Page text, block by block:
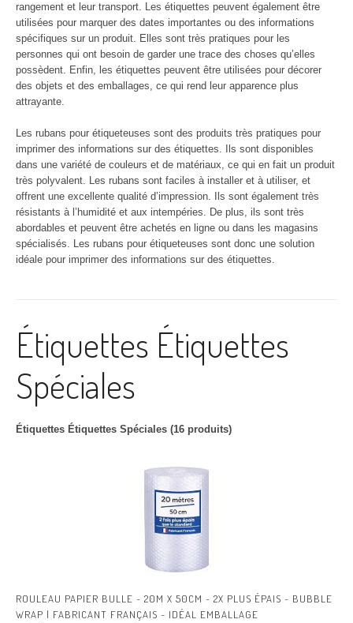
rangement et leur transport. Les étiquettes peuvent également être
utilisées pour marquer des dates importantes ou des informations
spécifiques sur un produit. Elles sont très pratiques pour les
personnes qui ont besoin de garder une trace des choses qu’elles
possèdent. Enfin, les étiquettes peuvent être utilisées pour décorer
des objets et des emballages, ce qui rend leur apparence plus
attrayante.
Les rubans pour étiqueteuses sont des produits très pratiques pour
imprimer des informations sur des étiquettes. Ils sont disponibles
dans une variété de couleurs et de matériaux, ce qui en fait un produit
très polyvalent. Les rubans sont faciles à installer et à utiliser, et
offrent une excellente qualité d’impression. Ils sont également très
résistants à l’humidité et aux intempéries. De plus, ils sont très
abordables et peuvent être achetés en ligne ou dans les magasins
spécialisés. Les rubans pour étiqueteuses sont donc une solution
idéale pour imprimer des informations sur des étiquettes.
Étiquettes Étiquettes
Spéciales
Étiquettes Étiquettes Spéciales (16 produits)
ROULEAU PAPIER BULLE - 20M X 50CM - 2X PLUS ÉPAIS - BUBBLE
WRAP | FABRICANT FRANÇAIS - IDÉAL EMBALLAGE